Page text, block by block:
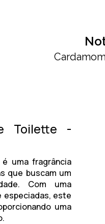
Toilette -
é uma fragrância
que buscam um
Com uma
especiadas, este
uma